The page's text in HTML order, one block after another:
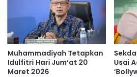
Muhammadiyah Tetapkan
Idulfitri Hari Jum’at 20
Maret 2026
Usai